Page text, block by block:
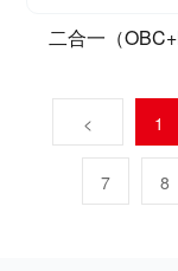
二合一（
< 1
7 8